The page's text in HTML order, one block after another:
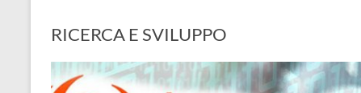
RICERCA E SVILUPPO